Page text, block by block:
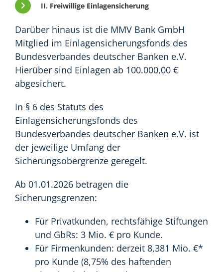
II. Freiwillige Einlagensicherung
Darüber hinaus ist die MMV Bank GmbH
Mitglied im Einlagensicherungsfonds des
Bundesverbandes deutscher Banken e.V.
Hierüber sind Einlagen ab 100.000,00 €
abgesichert.
In § 6 des Statuts des
Einlagensicherungsfonds des
Bundesverbandes deutscher Banken e.V. ist
der jeweilige Umfang der
Sicherungsobergrenze geregelt.
Ab 01.01.2026 betragen die
Sicherungsgrenzen:
Für Privatkunden, rechtsfähige Stiftungen
und GbRs: 3 Mio. € pro Kunde.
Für Firmenkunden: derzeit 8,381 Mio. €*
pro Kunde (8,75% des haftenden